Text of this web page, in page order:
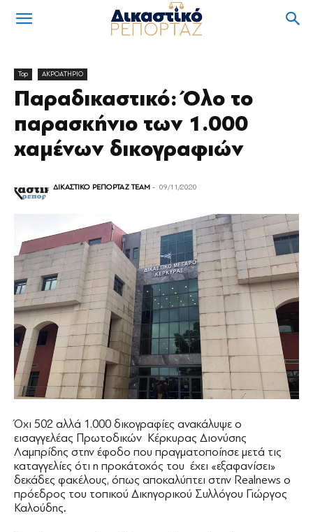
Top ΑΚΡΟΑΤΗΡΙΟ
Παραδικαστικό: Όλο το
παρασκήνιο των 1.000
χαμένων δικογραφιών
ΔΙΚΑΣΤΙΚΟ ΡΕΠΟΡΤΑΖ TEAM - 09/11/2020
Όχι 502 αλλά 1.000 δικογραφίες ανακάλυψε ο
εισαγγελέας Πρωτοδικών Κέρκυρας Διονύσης
Λαμπρίδης στην έφοδο που πραγματοποίησε μετά τις
καταγγελίες ότι η προκάτοχός του έχει «εξαφανίσει»
δεκάδες φακέλους, όπως αποκαλύπτει στην Realnews ο
πρόεδρος του τοπικού Δικηγορικού Συλλόγου Γιώργος
Καλούδης.